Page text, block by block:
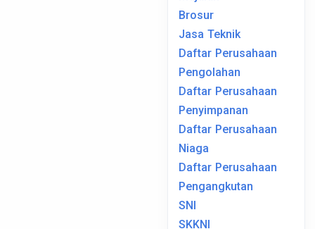
Brosur
Jasa Teknik
Daftar Perusahaan
Pengolahan
Daftar Perusahaan
Penyimpanan
Daftar Perusahaan
Niaga
Daftar Perusahaan
Pengangkutan
SNI
SKKNI